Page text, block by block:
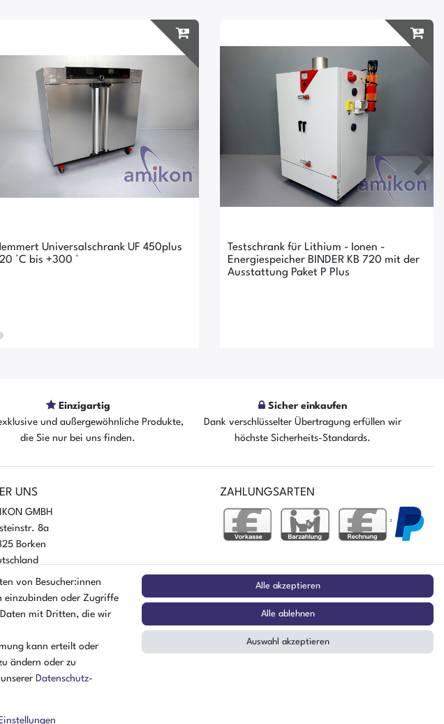
Universalschrank UF 450plus
°C bis +300 °
Der Artikel ist sofort verfügbar
Testschrank für Lithium - Ionen -
Energiespeicher BINDER KB 720 mit der
Ausstattung Paket P Plus
Der Artikel ist sofort verfügbar
Einzigartig
und außergewöhnliche Produkte,
die Sie nur bei uns finden.
Sicher einkaufen
Dank verschlüsselter Übertragung erfüllen wir
höchste Sicherheits-Standards.
UNS
GMBH
8a
Borken
Montag - Donnerstag
- 16:00 Uhr
- 15:00 Uhr
ZAHLUNGSARTEN
²
Rechte vorbehalten.
von Besucher:innen
einzubinden oder Zugriffe
mit Dritten, die wir
kann erteilt oder
ändern oder zu
Daten­schutz­
Alle akzeptieren
Alle ablehnen
Auswahl akzeptieren